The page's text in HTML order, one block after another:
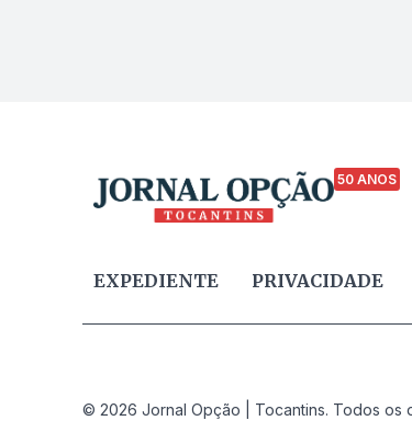
50 ANOS
EXPEDIENTE PRIVACIDADE
© 2026 Jornal Opção | Tocantins. Todos os